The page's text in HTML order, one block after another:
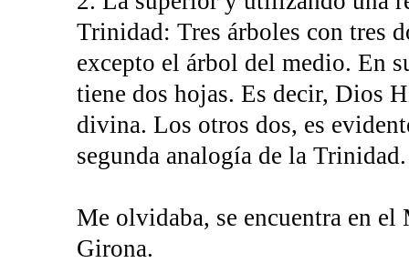
Trinidad: Tres árboles con tres
excepto el árbol del medio. En
tiene dos hojas. Es decir, Dios
divina. Los otros dos, es
segunda analogía de la Trinidad.
Me olvidaba, se encuentra en
Girona.